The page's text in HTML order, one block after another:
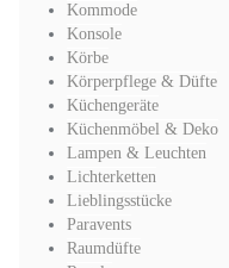
Kommode
Konsole
Körbe
Körperpflege & Düfte
Küchengeräte
Küchenmöbel & Deko
Lampen & Leuchten
Lichterketten
Lieblingsstücke
Paravents
Raumdüfte